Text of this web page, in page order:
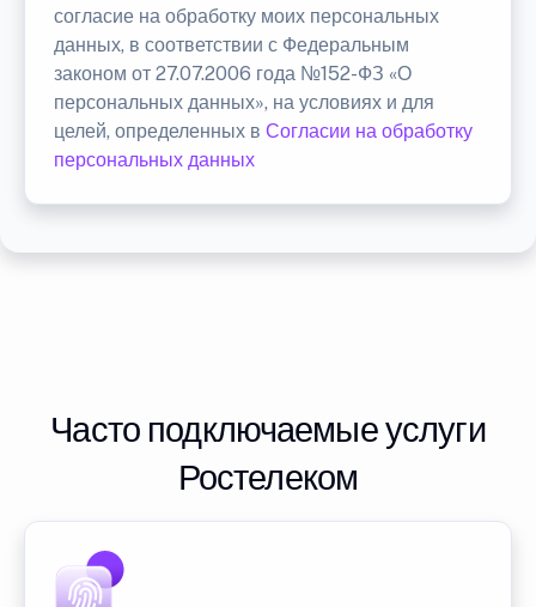
согласие на обработку моих персональных
данных, в соответствии с Федеральным
законом от 27.07.2006 года №152-ФЗ «О
персональных данных», на условиях и для
целей, определенных в Согласии на обработку
персональных данных
Часто подключаемые услуги
Ростелеком